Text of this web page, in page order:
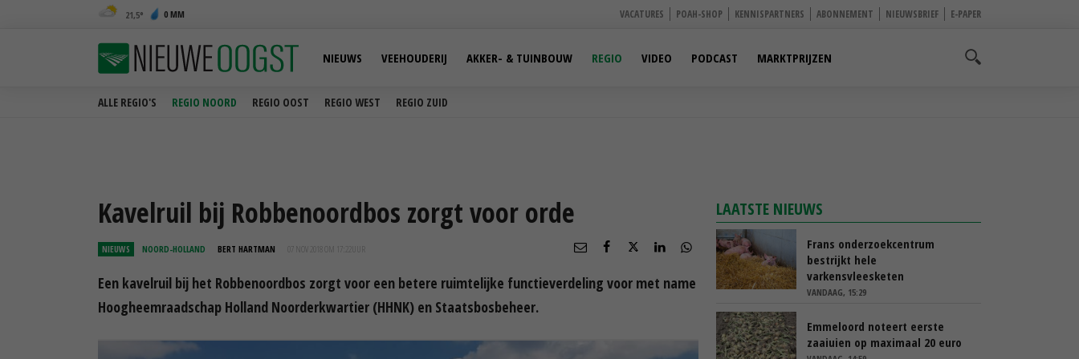
21,5 0 MM VACATURES POAH-SHOP KENNISPARTNERS ABONNEMENT NIEUWSBRIEF E-PAPER
ALLE REGIO'S REGIO NOORD REGIO OOST REGIO WEST REGIO ZUID
NIEUWS VEEHOUDERIJ AKKER- & TUINBOUW REGIO VIDEO PODCAST MARKTPRIJZEN
Kavelruil bij Robbenoordbos zorgt voor orde
NIEUWS NOORD-HOLLAND BERT HARTMAN 07 NOV 2018 OM 17:22
Een kavelruil bij het Robbenoordbos zorgt voor een betere ruimtelijke functieverdeling voor met name
Hoogheemraadschap Holland Noorderkwartier (HHNK) en Staatsbosbeheer.
LAATSTE NIEUWS
Frans onderzoekcentrum
bestrijkt hele
varkensvleesketen
VANDAAG, 15:29
Emmeloord noteert eerste
zaaiuien op maximaal 20 euro